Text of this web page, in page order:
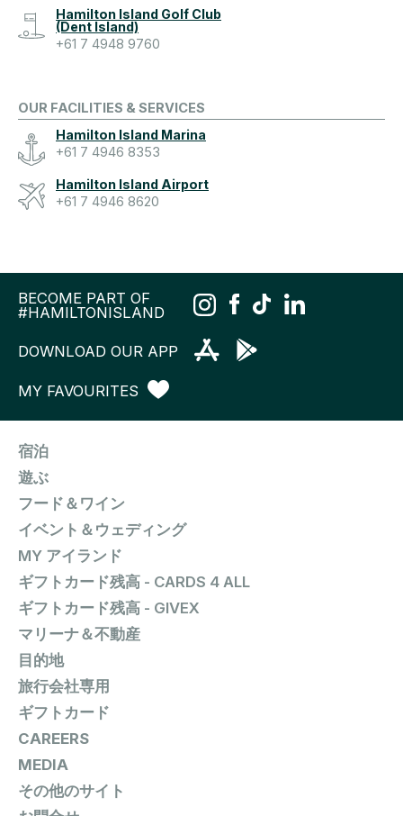
Hamilton Island Golf Club
(Dent Island)
+61 7 4948 9760
OUR FACILITIES & SERVICES
Hamilton Island Marina
+61 7 4946 8353
Hamilton Island Airport
+61 7 4946 8620
BECOME PART OF
#HAMILTONISLAND
DOWNLOAD OUR APP
MY FAVOURITES
宿泊
遊ぶ
フード＆ワイン
イベント＆ウェディング
MY アイランド
ギフトカード残高 - CARDS 4 ALL
ギフトカード残高 - GIVEX
マリーナ＆不動産
目的地
旅行会社専用
ギフトカード
CAREERS
MEDIA
その他のサイト